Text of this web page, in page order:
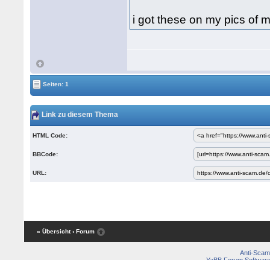
i got these on my pics of
Seiten: 1
Link zu diesem Thema
HTML Code:
BBCode:
URL:
« Übersicht ‹ Forum
Anti-Scam